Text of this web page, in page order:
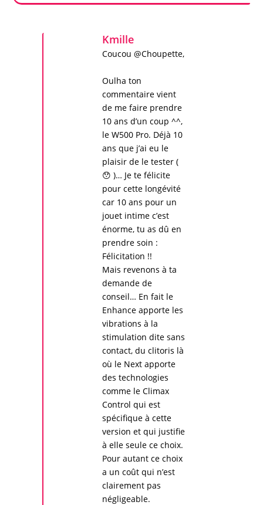
Kmille
Coucou @Choupette,
Oulha ton
commentaire vient
de me faire prendre
10 ans d’un coup ^^,
le W500 Pro. Déjà 10
ans que j’ai eu le
plaisir de le tester (
😯 )… Je te félicite
pour cette longévité
car 10 ans pour un
jouet intime c’est
énorme, tu as dû en
prendre soin :
Félicitation !!
Mais revenons à ta
demande de
conseil… En fait le
Enhance apporte les
vibrations à la
stimulation dite sans
contact, du clitoris là
où le Next apporte
des technologies
comme le Climax
Control qui est
spécifique à cette
version et qui justifie
à elle seule ce choix.
Pour autant ce choix
a un coût qui n’est
clairement pas
négligeable.